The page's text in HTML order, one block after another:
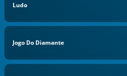
Ludo
Jogo Do Diamante